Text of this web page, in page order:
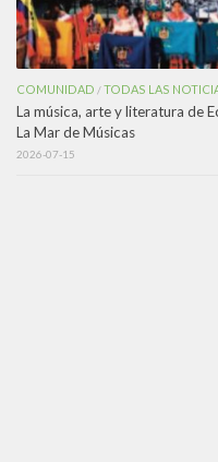
COMUNIDAD /TODAS LAS
La música, arte y literatura de
La Mar de Músicas
2026-07-15